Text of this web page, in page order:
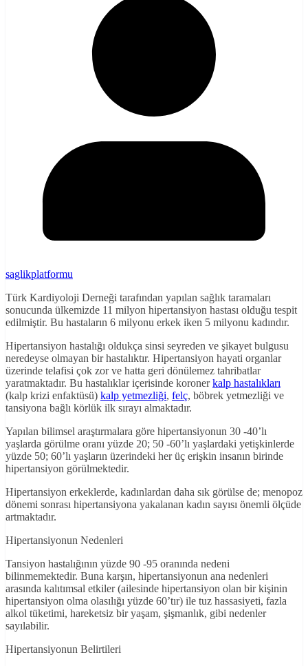
saglikplatformu
Türk Kardiyoloji Derneği tarafından yapılan sağlık taramaları
sonucunda ülkemizde 11 milyon hipertansiyon hastası olduğu tespit
edilmiştir. Bu hastaların 6 milyonu erkek iken 5 milyonu kadındır.
Hipertansiyon hastalığı oldukça sinsi seyreden ve şikayet bulgusu
neredeyse olmayan bir hastalıktır. Hipertansiyon hayati organlar
üzerinde telafisi çok zor ve hatta geri dönülemez tahribatlar
yaratmaktadır. Bu hastalıklar içerisinde koronerkalp hastalıkları
(kalp krizi enfaktüsü) kalp yetmezliği, felç, böbrek yetmezliği ve
tansiyona bağlı körlük ilk sırayı almaktadır.
Yapılan bilimsel araştırmalara göre hipertansiyonun 30 -40’lı
yaşlarda görülme oranı yüzde 20; 50 -60’lı yaşlardaki yetişkinlerde
yüzde 50; 60’lı yaşların üzerindeki her üç erişkin insanın birinde
hipertansiyon görülmektedir.
Hipertansiyon erkeklerde, kadınlardan daha sık görülse de; menopoz
dönemi sonrası hipertansiyona yakalanan kadın sayısı önemli ölçüde
artmaktadır.
Hipertansiyonun Nedenleri
Tansiyon hastalığının yüzde 90 -95 oranında nedeni
bilinmemektedir. Buna karşın, hipertansiyonun ana nedenleri
arasında kalıtımsal etkiler (ailesinde hipertansiyon olan bir kişinin
hipertansiyon olma olasılığı yüzde 60’tır) ile tuz hassasiyeti, fazla
alkol tüketimi, hareketsiz bir yaşam, şişmanlık, gibi nedenler
sayılabilir.
Hipertansiyonun Belirtileri